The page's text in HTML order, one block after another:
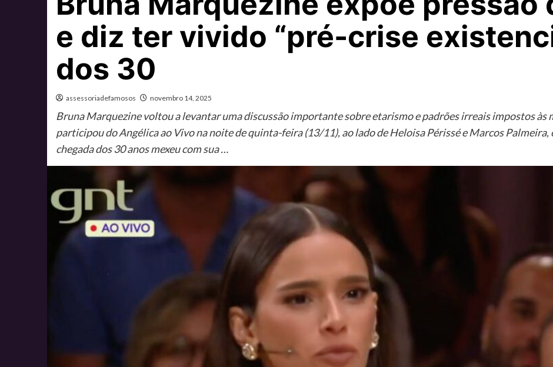
e diz ter vivido “pré-crise
dos 30
assessoriadefamosos novembro 14, 2025
Bruna Marquezine voltou a levantar uma discussão importante sobre etarismo e padrões irreais impostos
participou do Angélica ao Vivo na noite de quinta-feira (13/11), ao lado de Heloisa Périssé e Marcos Palmeira,
chegada dos 30 anos mexeu com sua …